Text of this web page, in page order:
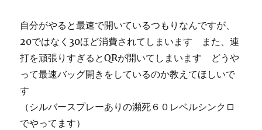
自分がやると最速で開いているつもりなんですが、
20ではなく30ほど消費されてしまいます また、連
打を頑張りすぎるとQRが開いてしまいます どうや
って最速バッグ開きをしているのか教えてほしいで
す
（シルバースプレーありの瀕死６０レベルシンクロ
でやってます）